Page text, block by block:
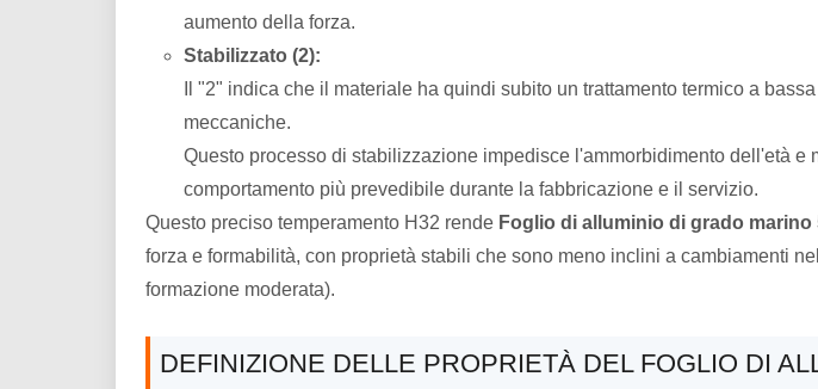
aumento della forza.
Stabilizzato (2):
Il "2" indica che il materiale ha quindi subito un trattamento termico a
meccaniche.
Questo processo di stabilizzazione impedisce l'ammorbidimento dell'età
comportamento più prevedibile durante la fabbricazione e il servizio.
Questo preciso temperamento H32 rende Foglio di alluminio di grado marino
forza e formabilità, con proprietà stabili che sono meno inclini a cambiamenti
formazione moderata).
DEFINIZIONE DELLE PROPRIETÀ DEL FOGLIO DI